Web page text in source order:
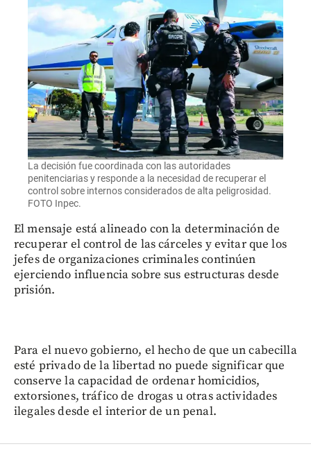
La decisión fue coordinada con las autoridades
penitenciarias y responde a la necesidad de recuperar el
control sobre internos considerados de alta peligrosidad.
FOTO Inpec.
El mensaje está alineado con la determinación de
recuperar el control de las cárceles y evitar que los
jefes de organizaciones criminales continúen
ejerciendo influencia sobre sus estructuras desde
prisión.
Para el nuevo gobierno, el hecho de que un cabecilla
esté privado de la libertad no puede significar que
conserve la capacidad de ordenar homicidios,
extorsiones, tráfico de drogas u otras actividades
ilegales desde el interior de un penal.